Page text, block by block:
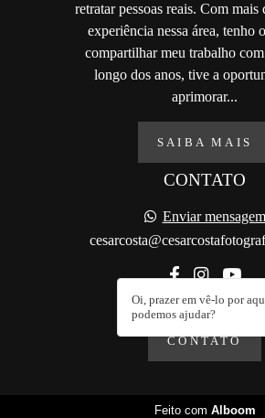
retratar pessoas reais. Com mais
experiência nessa área, tenho
compartilhar meu trabalho
longo dos anos, tive a
aprimorar...
SAIBA MAIS
CONTATO
Enviar mensagem
CONTATO
Oi, prazer em vê-lo por
podemos ajudar?
Feito com Alboom